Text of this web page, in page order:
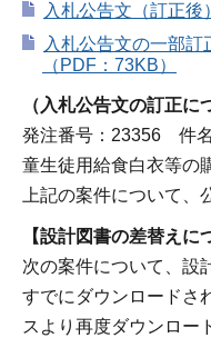
入札公告文（訂正後
入札公告文の一部訂
（PDF：73KB）
（入札公告文の訂正に
発注番号：23356 件
童生徒用給食白衣等の
上記の案件について、
【設計図書の差替えに
次の案件について、設
すでにダウンロードさ
スより再度ダウンロー